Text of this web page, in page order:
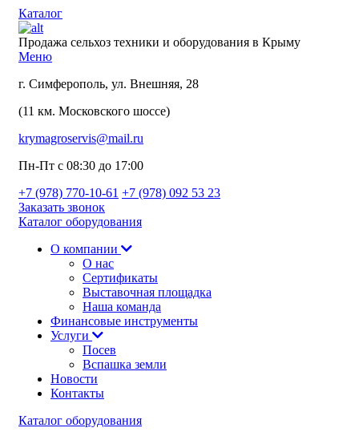
Каталог
Продажа сельхоз техники и оборудования в Крыму
Меню
г. Симферополь, ул. Внешняя, 28
(11 км. Московского шоссе)
krymagroservis@mail.ru
Пн-Пт с 08:30 до 17:00
+7 (978) 770-10-61 +7 (978) 092 53 23
Заказать звонок
Каталог оборудования
О компании
О нас
Сертификаты
Выставочная площадка
Наша команда
Финансовые инструменты
Услуги
Посев
Вспашка земли
Новости
Контакты
Каталог оборудования